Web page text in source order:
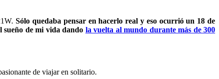
Sólo quedaba pensar en hacerlo real y eso ocurrió un 18 de
sueño de mi vida dando la vuelta al mundo durante más de 300
de viajar en solitario.